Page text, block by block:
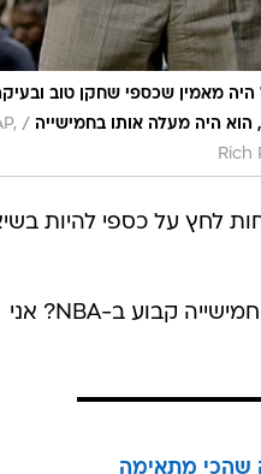
היה מאמין שכספי שחקן טוב
היה מעלה אותו בחמישייה /
Rich
לחץ על כספי להיות
אז מהם התחומים שבהם עמרי יצטרך להשתפר כדי להפוך לשחקן חמישייה קבוע ב-NBA? אני
שהכי מתאימה